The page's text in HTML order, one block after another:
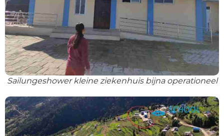
Sailungeshower kleine ziekenhuis bijna operationeel